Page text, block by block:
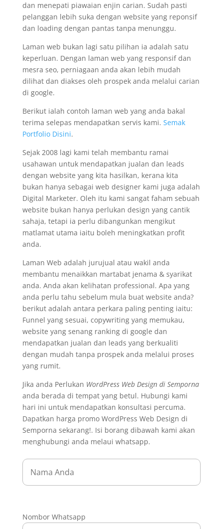
dan menepati piawaian enjin carian. Sudah pasti
pelanggan lebih suka dengan website yang reponsif
dan loading dengan pantas tanpa menunggu.
Laman web bukan lagi satu pilihan ia adalah satu
keperluan. Dengan laman web yang responsif dan
mesra seo, perniagaan anda akan lebih mudah
dilihat dan diakses oleh prospek anda melalui carian
di google.
Berikut ialah contoh laman web yang anda bakal
terima selepas mendapatkan servis kami. Semak
Portfolio Disini.
Sejak 2008 lagi kami telah membantu ramai
usahawan untuk mendapatkan jualan dan leads
dengan website yang kita hasilkan, kerana kita
bukan hanya sebagai web designer kami juga adalah
Digital Marketer. Oleh itu kami sangat faham sebuah
website bukan hanya perlukan design yang cantik
sahaja, tetapi ia perlu dibangunkan mengikut
matlamat utama iaitu boleh meningkatkan profit
anda.
Laman Web adalah jurujual atau wakil anda
membantu menaikkan martabat jenama & syarikat
anda. Anda akan kelihatan professional. Apa yang
anda perlu tahu sebelum mula buat website anda?
berikut adalah antara perkara paling penting iaitu:
Funnel yang sesuai, copywriting yang memukau,
website yang senang ranking di google dan
mendapatkan jualan dan leads yang berkualiti
dengan mudah tanpa prospek anda melalui proses
yang rumit.
Jika anda Perlukan WordPress Web Design di Semporna
anda berada di tempat yang betul. Hubungi kami
hari ini untuk mendapatkan konsultasi percuma.
Dapatkan harga promo WordPress Web Design di
Semporna sekarang!. Isi borang dibawah kami akan
menghubungi anda melaui whatsapp.
Nombor Whatsapp